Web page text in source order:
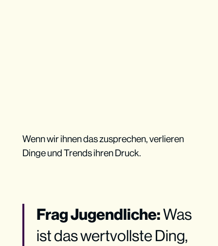
Wenn wir ihnen das zusprechen, verlieren
Dinge und Trends ihren Druck.
Frag Jugendliche:Was
ist das wertvollste Ding,